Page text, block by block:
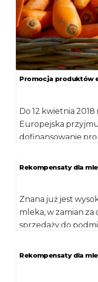
Promocja produktów
Do 12 kwietnia 2018
Europejska
dofinansowanie
wspólnotowych i
Rekompensaty dla
Znana już jest
mleka, w zamian
sprzedaży do
Rekompensaty dla